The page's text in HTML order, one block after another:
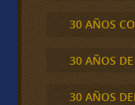
30 AÑOS
30 AÑOS
30 AÑOS